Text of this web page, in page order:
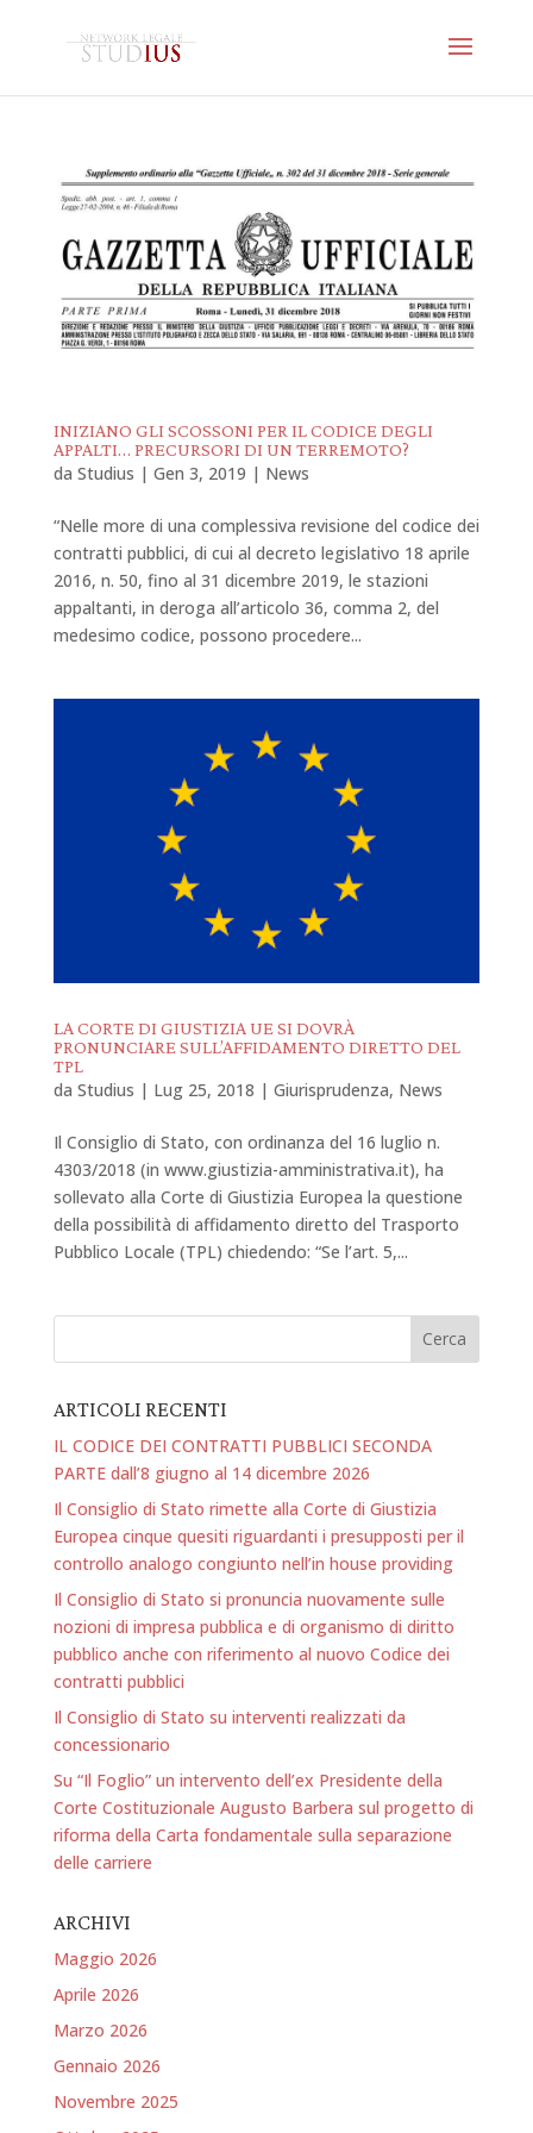
INIZIANO GLI SCOSSONI PER IL CODICE DEGLI
APPALTI… PRECURSORI DI UN TERREMOTO?
da Studius | Gen 3, 2019 | News
“Nelle more di una complessiva revisione del codice dei
contratti pubblici, di cui al decreto legislativo 18 aprile
2016, n. 50, fino al 31 dicembre 2019, le stazioni
appaltanti, in deroga all’articolo 36, comma 2, del
medesimo codice, possono procedere...
LA CORTE DI GIUSTIZIA UE SI DOVRÀ
PRONUNCIARE SULL’AFFIDAMENTO DIRETTO DEL
TPL
da Studius | Lug 25, 2018 | Giurisprudenza, News
Il Consiglio di Stato, con ordinanza del 16 luglio n.
4303/2018 (in www.giustizia-amministrativa.it), ha
sollevato alla Corte di Giustizia Europea la questione
della possibilità di affidamento diretto del Trasporto
Pubblico Locale (TPL) chiedendo: “Se l’art. 5,...
ARTICOLI RECENTI
IL CODICE DEI CONTRATTI PUBBLICI SECONDA
PARTE dall’8 giugno al 14 dicembre 2026
Il Consiglio di Stato rimette alla Corte di Giustizia
Europea cinque quesiti riguardanti i presupposti per il
controllo analogo congiunto nell’in house providing
Il Consiglio di Stato si pronuncia nuovamente sulle
nozioni di impresa pubblica e di organismo di diritto
pubblico anche con riferimento al nuovo Codice dei
contratti pubblici
Il Consiglio di Stato su interventi realizzati da
concessionario
Su “Il Foglio” un intervento dell’ex Presidente della
Corte Costituzionale Augusto Barbera sul progetto di
riforma della Carta fondamentale sulla separazione
delle carriere
ARCHIVI
Maggio 2026
Aprile 2026
Marzo 2026
Gennaio 2026
Novembre 2025